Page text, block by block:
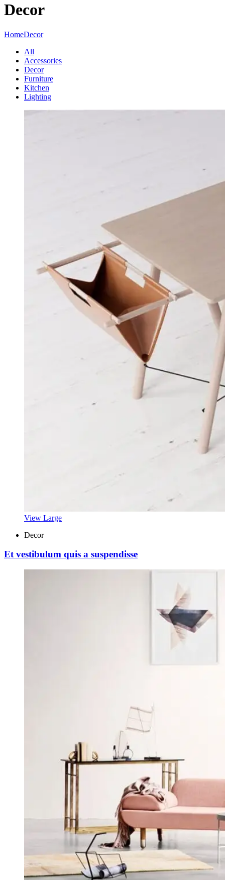
Decor
HomeDecor
All
Accessories
Decor
Furniture
Kitchen
Lighting
View Large
Decor
Et vestibulum quis a suspendisse